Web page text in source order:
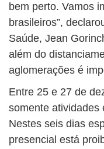
bem perto. Vamos
brasileiros”,
Saúde, Jean
além do
aglomerações é
Entre 25 e 27 de
somente atividades
Nestes seis dias
presencial está